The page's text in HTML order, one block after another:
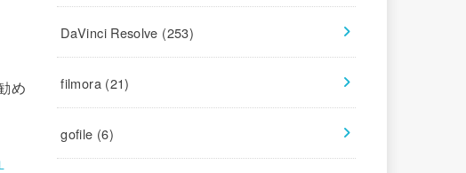
め
DaVinci Resolve (253)
filmora (21)
gofile (6)